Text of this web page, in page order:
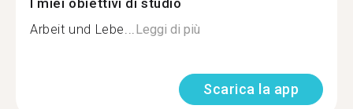
Arbeit und Lebe... Leggi di più
Scarica la app